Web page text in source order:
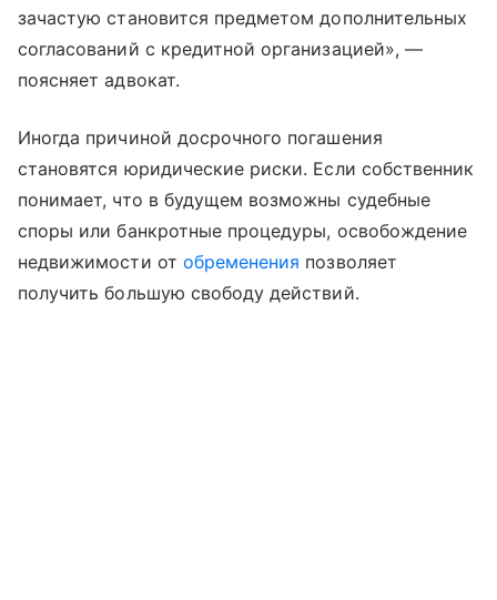
зачастую становится предметом дополнительных
согласований с кредитной организацией», —
поясняет адвокат.
Иногда причиной досрочного погашения
становятся юридические риски. Если собственник
понимает, что в будущем возможны судебные
споры или банкротные процедуры, освобождение
недвижимости от обременения позволяет
получить большую свободу действий.